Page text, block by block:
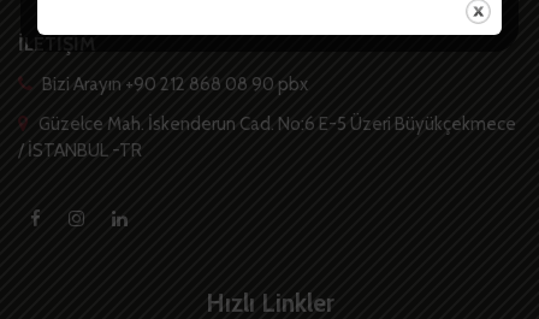
İLETİŞİM
Bizi Arayın +90 212 868 08 90 pbx
Güzelce Mah. İskenderun Cad. No:6 E-5 Üzeri Büyükçekmece
/ İSTANBUL -TR
Hızlı Linkler